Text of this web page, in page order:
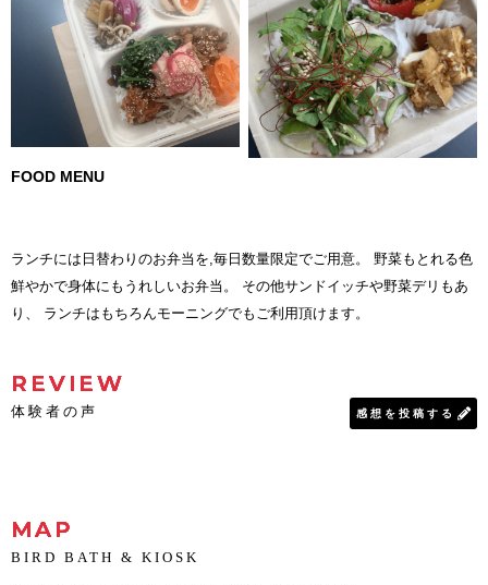
FOOD MENU
ランチには日替わりのお弁当を,毎日数量限定でご用意。 野菜もとれる色
鮮やかで身体にもうれしいお弁当。 その他サンドイッチや野菜デリもあ
り、 ランチはもちろんモーニングでもご利用頂けます。
REVIEW
体験者の声 感想を投稿する
MAP
BIRD BATH & KIOSK